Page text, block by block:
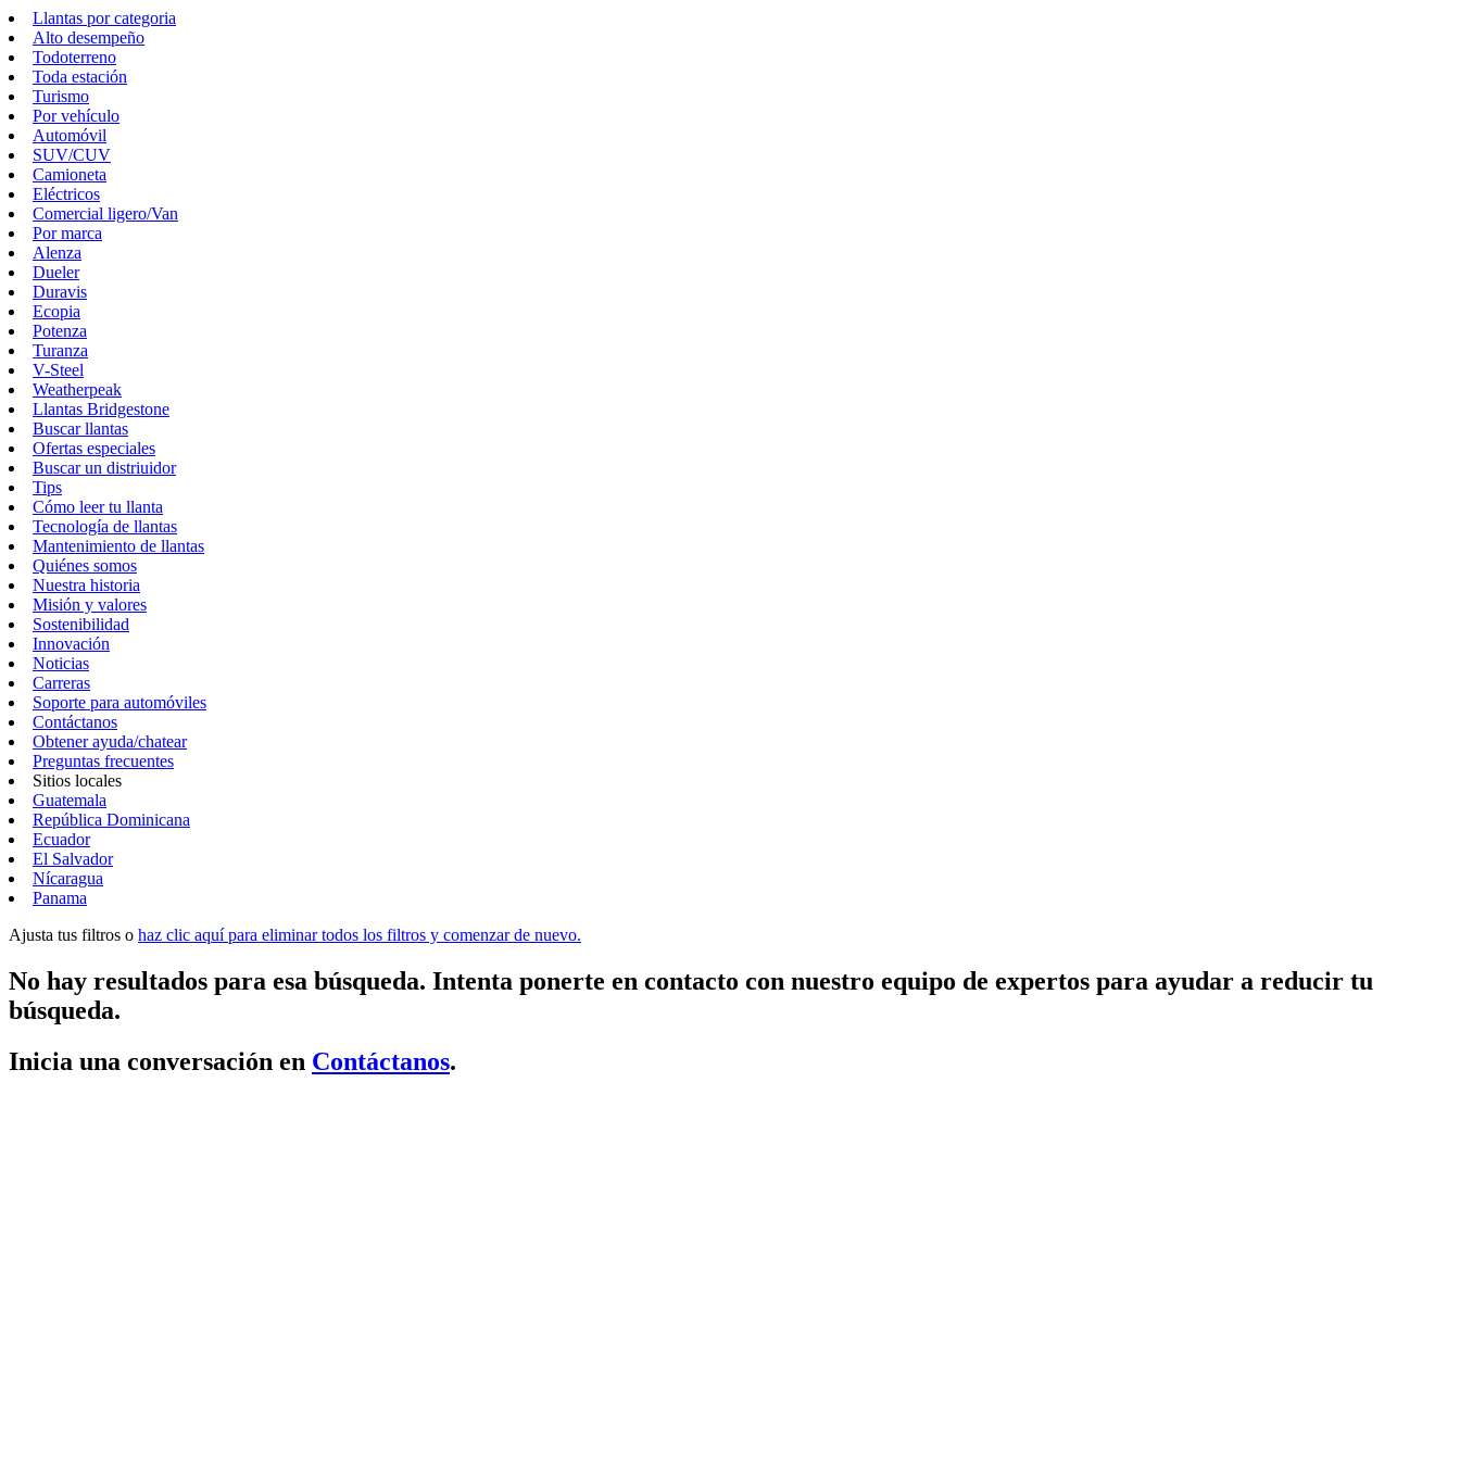
Llantas por categoria
Alto desempeño
Todoterreno
Toda estación
Turismo
Por vehículo
Automóvil
SUV/CUV
Camioneta
Eléctricos
Comercial ligero/Van
Por marca
Alenza
Dueler
Duravis
Ecopia
Potenza
Turanza
V-Steel
Weatherpeak
Llantas Bridgestone
Buscar llantas
Ofertas especiales
Buscar un distriuidor
Tips
Cómo leer tu llanta
Tecnología de llantas
Mantenimiento de llantas
Quiénes somos
Nuestra historia
Misión y valores
Sostenibilidad
Innovación
Noticias
Carreras
Soporte para automóviles
Contáctanos
Obtener ayuda/chatear
Preguntas frecuentes
Sitios locales
Guatemala
República Dominicana
Ecuador
El Salvador
Nícaragua
Panama
Ajusta tus filtros o haz clic aquí para eliminar todos los filtros y comenzar de nuevo.
No hay resultados para esa búsqueda. Intenta ponerte en contacto con nuestro equipo de expertos para ayudar a reducir tu
búsqueda.
Inicia una conversación en Contáctanos.